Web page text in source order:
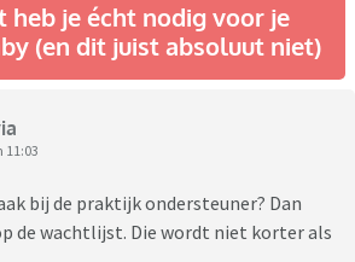
heb je écht nodig voor je
(en dit juist absoluut niet)
11:03
bij de praktijk ondersteuner? Dan
de wachtlijst. Die wordt niet korter als